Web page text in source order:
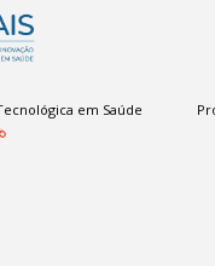
em Saúde